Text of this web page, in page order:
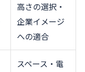
高さの選択・
企業イメージ
への適合
スペース・電